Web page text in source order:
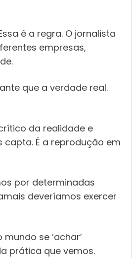
é a regra. O jornalista
empresas,
que a verdade real.
da realidade e
É a reprodução em
por determinadas
deveríamos exercer
se ‘achar’
prática que vemos.